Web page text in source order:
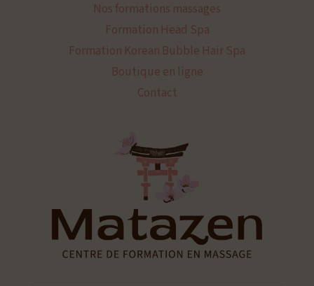
Nos formations massages
Formation Head Spa
Formation Korean Bubble Hair Spa
Boutique en ligne
Contact